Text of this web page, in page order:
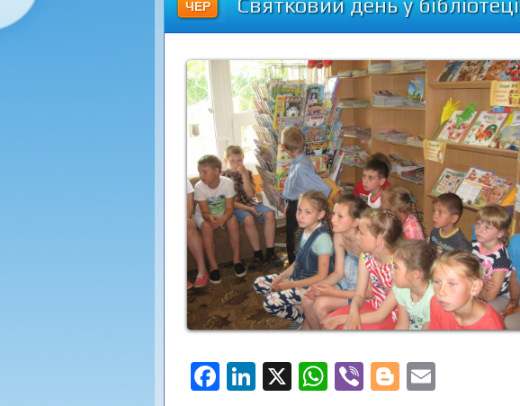
ЧЕР
Святковий день у бібліотеці
Facebook
LinkedIn
X WhatsApp
ViberBlogger